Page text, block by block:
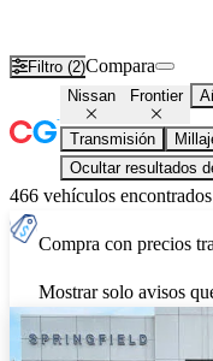
Filtro (2)Compara
Nissan Frontier
Transmisión
Ocultar resultados
466 vehículos encontrados
Compra con precios
Mostrar solo avisos